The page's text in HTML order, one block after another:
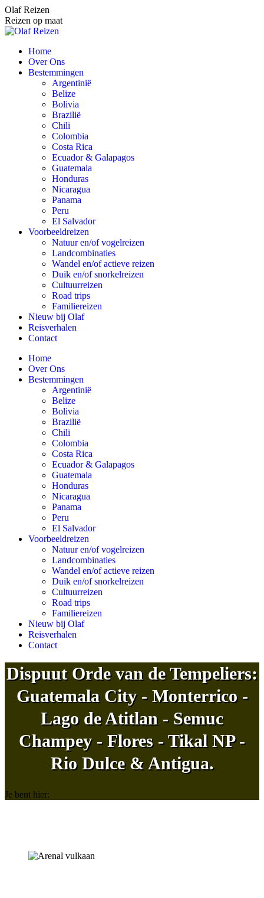
Spring
naar
content
Olaf Reizen
Reizen op maat
Home
Over Ons
Bestemmingen
Argentinië
Belize
Bolivia
Brazilië
Chili
Colombia
Costa Rica
Ecuador & Galapagos
Guatemala
Honduras
Nicaragua
Panama
Peru
El Salvador
Voorbeeldreizen
Natuur en/of vogelreizen
Landcombinaties
Wandel en/of actieve reizen
Duik en/of snorkelreizen
Cultuurreizen
Road trips
Familiereizen
Nieuw bij Olaf
Reisverhalen
Contact
Home
Over Ons
Bestemmingen
Argentinië
Belize
Bolivia
Brazilië
Chili
Colombia
Costa Rica
Ecuador & Galapagos
Guatemala
Honduras
Nicaragua
Panama
Peru
El Salvador
Voorbeeldreizen
Natuur en/of vogelreizen
Landcombinaties
Wandel en/of actieve reizen
Duik en/of snorkelreizen
Cultuurreizen
Road trips
Familiereizen
Nieuw bij Olaf
Reisverhalen
Contact
Dispuut Orde van de Tempeliers:
Guatemala City - Monterrico -
Lago de Atitlan - Semuc
Champey - Flores - Tikal NP -
Rio Dulce & Antigua.
Je bent hier: